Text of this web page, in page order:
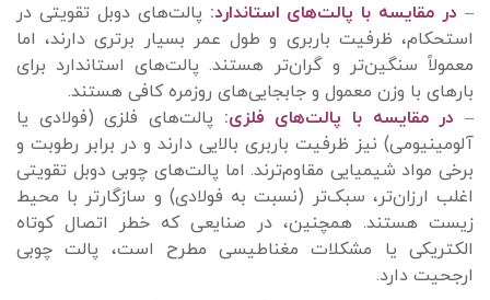
– در مقایسه با پالت‌های استاندارد: پالت‌های دوبل تقویتی در
استحکام، ظرفیت باربری و طول عمر بسیار برتری دارند، اما
معمولاً سنگین‌تر و گران‌تر هستند. پالت‌های استاندارد برای
بارهای با وزن معمول و جابجایی‌های روزمره کافی هستند.
– در مقایسه با پالت‌های فلزی: پالت‌های فلزی (فولادی یا
آلومینیومی) نیز ظرفیت باربری بالایی دارند و در برابر رطوبت و
برخی مواد شیمیایی مقاوم‌ترند. اما پالت‌های چوبی دوبل تقویتی
اغلب ارزان‌تر، سبک‌تر (نسبت به فولادی) و سازگارتر با محیط
زیست هستند. همچنین، در صنایعی که خطر اتصال کوتاه
الکتریکی یا مشکلات مغناطیسی مطرح است، پالت چوبی
ارجحیت دارد.